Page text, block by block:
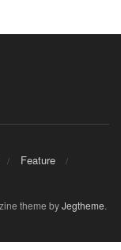
Feature
theme byJegtheme.